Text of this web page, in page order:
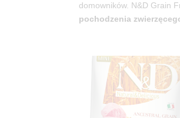
domowników. N&D Grain
pochodzenia